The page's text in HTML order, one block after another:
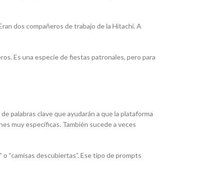
dos compañeros de trabajo de la Hitachi. A
Es una especie de fiestas patronales, pero para
palabras clave que ayudarán a que la plataforma
muy específicas. También sucede a veces
“camisas descubiertas”. Ese tipo de prompts